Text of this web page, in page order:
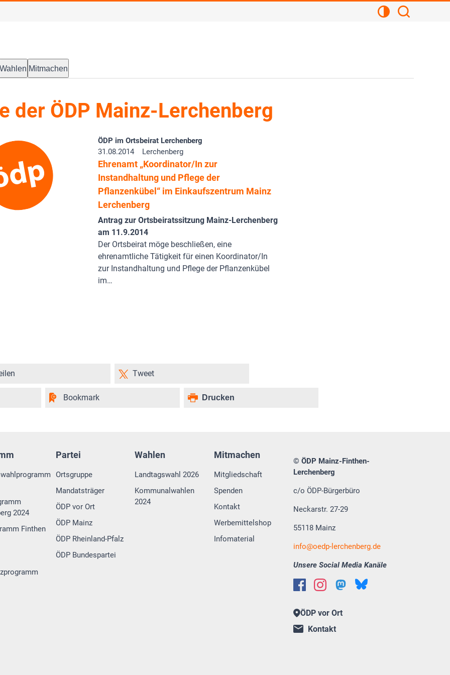
Kontrastansicht
Wahlen Mitmachen
der ÖDP Mainz-Lerchenberg
ÖDP im Ortsbeirat Lerchenberg
31.08.2014
Lerchenberg
Ehrenamt „Koordinator/In zur
Instandhaltung und Pflege der
Pflanzenkübel“ im Einkaufszentrum Mainz
Lerchenberg
Antrag zur Ortsbeiratssitzung Mainz-Lerchenberg
am 11.9.2014
Der Ortsbeirat möge beschließen, eine
ehrenamtliche Tätigkeit für einen Koordinator/In
zur Instandhaltung und Pflege der Pflanzenkübel
im…
Tweet
Bookmark Drucken
2024
Finthen
Partei
Ortsgruppe
Mandatsträger
ÖDP vor Ort
ÖDP Mainz
ÖDP Rheinland-Pfalz
ÖDP Bundespartei
Wahlen
Landtagswahl 2026
Kommunalwahlen
2024
Mitmachen
Mitgliedschaft
Spenden
Kontakt
Werbemittelshop
Infomaterial
© ÖDP Mainz-Finthen-
Lerchenberg
c/o ÖDP-Bürgerbüro
Neckarstr. 27-29
55118 Mainz
info oedp-lerchenberg.de
Unsere Social Media Kanäle
ÖDP vor Ort
Kontakt